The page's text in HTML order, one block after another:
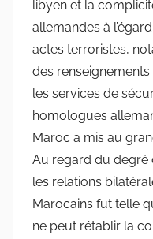
libyen et la
allemandes à
actes terroristes,
des
les services de
homologues
Maroc a mis au
Au regard du
les relations
Marocains fut telle
ne peut rétablir la